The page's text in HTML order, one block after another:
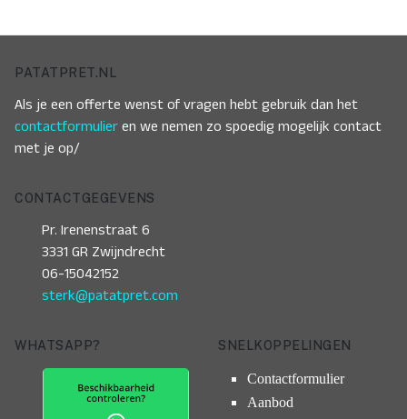
PATATPRET.NL
Als je een offerte wenst of vragen hebt gebruik dan het
contactformulieren we nemen zo spoedig mogelijk contact
met je op/
CONTACTGEGEVENS
Pr. Irenenstraat 6
3331 GR Zwijndrecht
06-15042152
sterk@patatpret.com
WHATSAPP? SNELKOPPELINGEN
Contactformulier
Aanbod